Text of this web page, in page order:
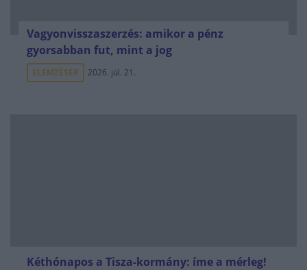
Vagyonvisszaszerzés: amikor a pénz
gyorsabban fut, mint a jog
ELEMZÉSEK 2026. júl. 21.
Kéthónapos a Tisza-kormány: íme a mérleg!